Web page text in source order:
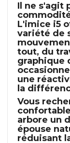
Il ne s'agit
L'imice i5
variété de
tout, du
graphique
une
la
Vous
arbore un
épouse
réduisant